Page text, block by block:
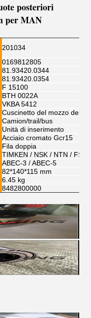
posteriori
per MAN
201034
0169812805
81.93420.0344
81.93420.0354
F 15100
BTH 0022A
VKBA 5412
Cuscinetto del mozzo della
Camion/trail/bus
Unità di inserimento
Acciaio cromato Gcr15
Fila doppia
TIMKEN / NSK / NTN /
ABEC-3 / ABEC-5
82*140*115 mm
6.45 kg
8482800000